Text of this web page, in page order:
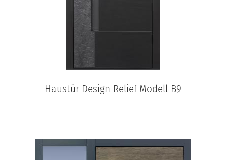
Haustür Design Relief Modell B9